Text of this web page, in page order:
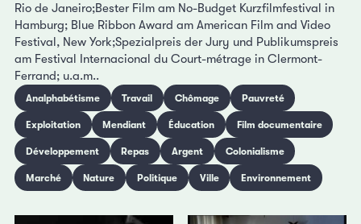
Rio de Janeiro;Bester Film am No-Budget Kurzfilmfestival in
Hamburg; Blue Ribbon Award am American Film and Video
Festival, New York;Spezialpreis der Jury und Publikumspreis
am Festival Internacional du Court-métrage in Clermont-
Ferrand; u.a.m..
Analphabétisme Travail Chômage Pauvreté
Exploitation Mendiant Éducation Film documentaire
Développement Repas Argent Colonialisme
Marché Nature Politique Ville Environnement